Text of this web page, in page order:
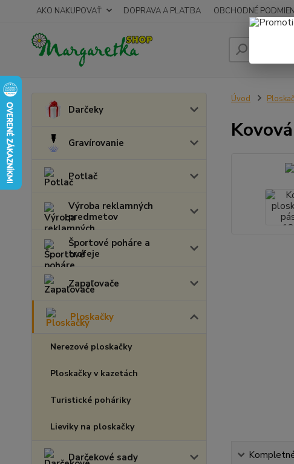
AKO NAKUPOVAŤ DOPRAVA A PLATBA OBCHODNÉ
Darčeky
Gravírovanie
Potlač
Výroba reklamných
predmetov
Športové poháre a
trofeje
Zapaľovače
Ploskačky
Nerezové ploskačky
Ploskačky v kazetách
Turistické poháriky
Lieviky na ploskačky
Darčekové sady
Úvod